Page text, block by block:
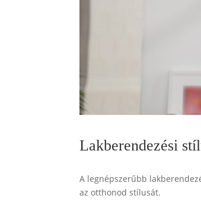
Lakberendezési
A legnépszerűbb
az otthonod stílusát.